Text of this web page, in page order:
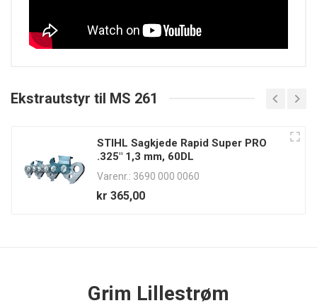
Rapid Micro 3 PRO .325", 1,3 mm (3690 000 0060)
Sylindervolum cm³
Ekstrautstyr til MS 261
STIHL Sagkjede Rapid Super PRO
.325" 1,3 mm, 60DL
Varenr.: 3690 000 0060
kr 365,00
Grim Lillestrøm